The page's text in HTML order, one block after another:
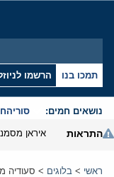
תמכו בנו הרשמו
נושאים חמים: סוריה
התראות
ראשי > בלוגים > סעודיה